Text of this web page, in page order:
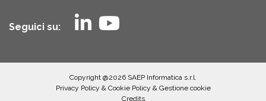
Seguici su:
Copyright @2026 SAEP Informatica s.r.l.
Privacy Policy & Cookie Policy & Gestione cookie
Credits